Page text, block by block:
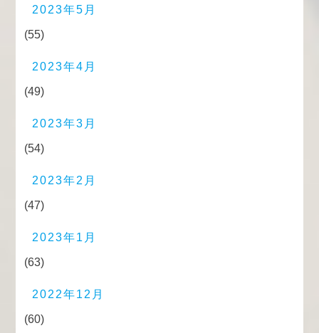
2023年5月
(55)
2023年4月
(49)
2023年3月
(54)
2023年2月
(47)
2023年1月
(63)
2022年12月
(60)